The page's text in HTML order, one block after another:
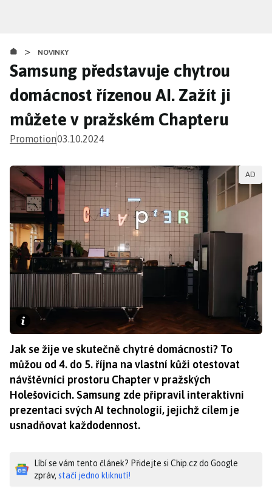
obsahu
> NOVINKY
Samsung představuje chytrou
domácnost řízenou AI. Zažít ji
můžete v pražském Chapteru
Promotion03.10.2024
AD
Jak se žije ve skutečně chytré domácnosti? To
můžou od 4. do 5. října na vlastní kůži otestovat
návštěvníci prostoru Chapter v pražských
Holešovicích. Samsung zde připravil interaktivní
prezentaci svých AI technologií, jejichž cílem je
usnadňovat každodennost.
Líbí se vám tento článek? Přidejte si Chip.cz do Google
zpráv, stačí jedno kliknutí!